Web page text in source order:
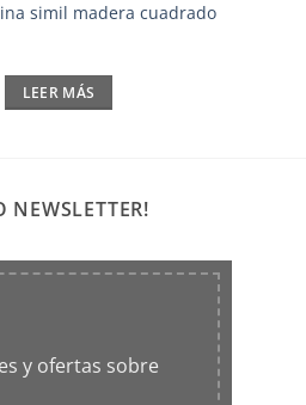
simil madera cuadrado
LEER MÁS
NEWSLETTER!
y ofertas sobre